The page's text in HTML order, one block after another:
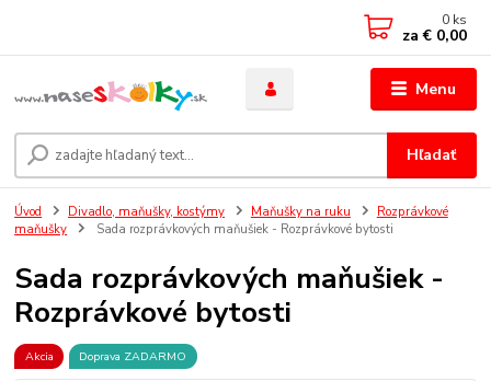
Menu
Hľadať
0 ks
za € 0,00
Úvod Divadlo, maňušky, kostýmy Maňušky na ruku
Rozprávkové
maňušky
Sada rozprávkových maňušiek - Rozprávkové bytosti
Sada rozprávkových maňušiek -
Rozprávkové bytosti
Akcia Doprava ZADARMO